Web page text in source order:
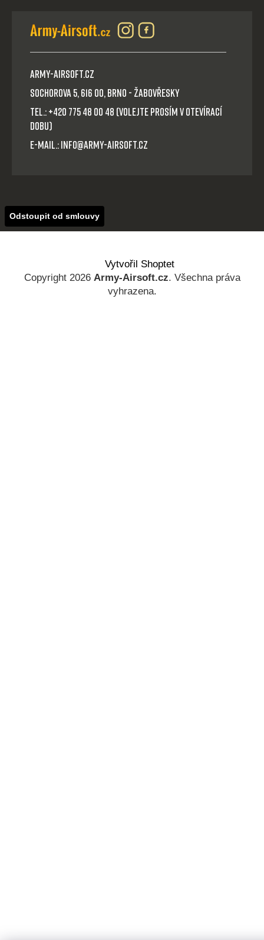
Army-Airsoft.cz
Sochorova 5, 616 00, Brno - Žabovřesky
Tel.: +420 775 48 00 48 (volejte prosím v otevírací
dobu)
E-mail.: info@army-airsoft.cz
Odstoupit od smlouvy
Vytvořil Shoptet
Copyright 2026 Army-Airsoft.cz. Všechna práva
vyhrazena.